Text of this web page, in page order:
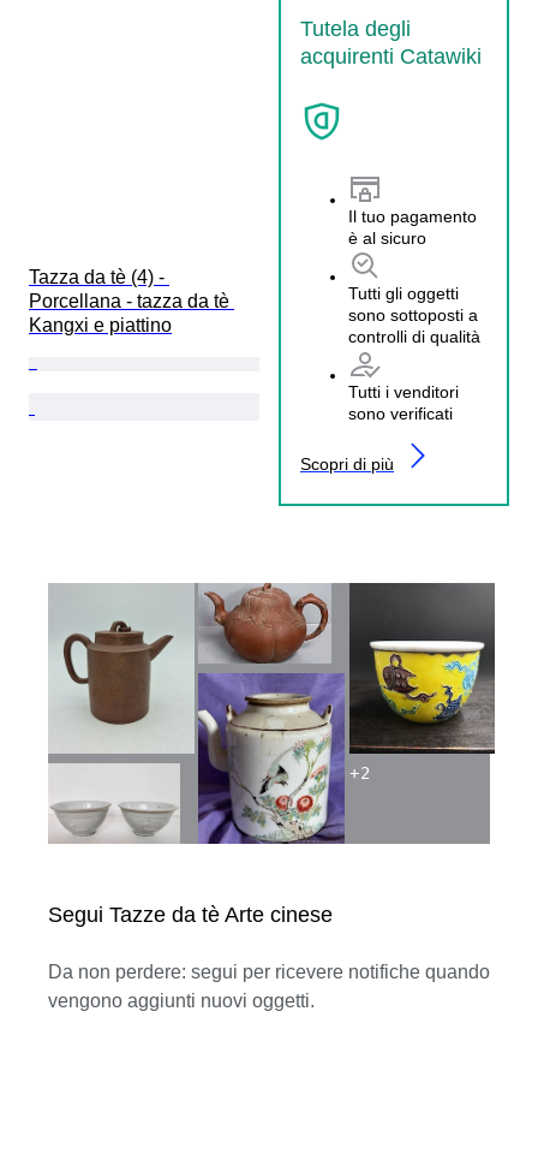
Tazza da tè (4) -
Porcellana - tazza da tè
Kangxi e piattino
Tutela degli
acquirenti Catawiki
Il tuo pagamento
è al sicuro
Tutti gli oggetti
sono sottoposti a
controlli di qualità
Tutti i venditori
sono verificati
Scopri di più
Segui Tazze da tè Arte cinese
Da non perdere: segui per ricevere notifiche quando
vengono aggiunti nuovi oggetti.
+2